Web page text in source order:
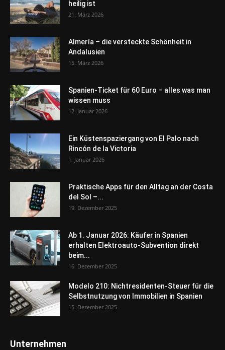
heilig ist
21. März 2026
Almería – die versteckte Schönheit in
Andalusien
15. März 2026
Spanien-Ticket für 60 Euro – alles was man
wissen muss
12. Januar 2026
Ein Küstenspaziergang von El Palo nach
Rincón de la Victoria
1. Januar 2026
Praktische Apps für den Alltag an der Costa
del Sol –...
19. Dezember 2025
Ab 1. Januar 2026: Käufer in Spanien
erhalten Elektroauto-Subvention direkt
beim...
16. Dezember 2025
Modelo 210: Nichtresidenten-Steuer für die
Selbstnutzung von Immobilien in Spanien
15. Dezember 2025
Unternehmen